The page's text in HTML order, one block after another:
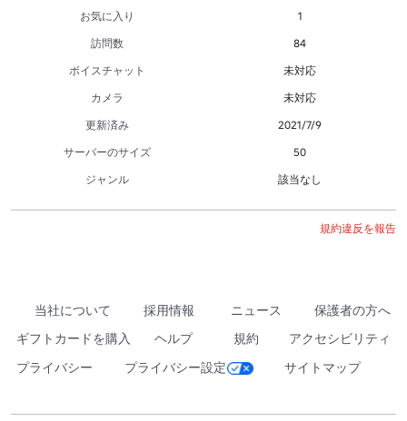
お気に入り
1
訪問数
84
ボイスチャット
未対応
カメラ
未対応
更新済み
2021/7/9
サーバーのサイズ
50
ジャンル
該当なし
規約違反を報告
当社について 採用情報 ニュース
保護者の方へ
ギフトカードを購入
ヘルプ 規約
アクセシビリティ
プライバシー
プライバシー設定 サイトマップ